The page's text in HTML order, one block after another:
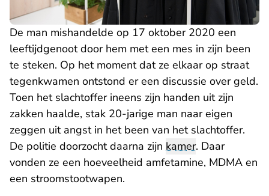
De man mishandelde op 17 oktober 2020 een
leeftijdgenoot door hem met een mes in zijn been
te steken. Op het moment dat ze elkaar op straat
tegenkwamen ontstond er een discussie over geld.
Toen het slachtoffer ineens zijn handen uit zijn
zakken haalde, stak 20-jarige man naar eigen
zeggen uit angst in het been van het slachtoffer.
De politie doorzocht daarna zijn kamer. Daar
vonden ze een hoeveelheid amfetamine, MDMA en
een stroomstootwapen.